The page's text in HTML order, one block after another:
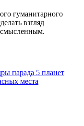
гуманитарного
взгляд
парада 5 планет
места